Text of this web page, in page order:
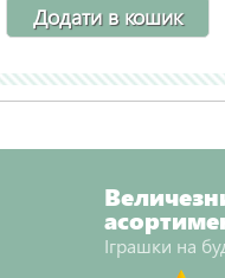
Додати в кошик
Іграшки на